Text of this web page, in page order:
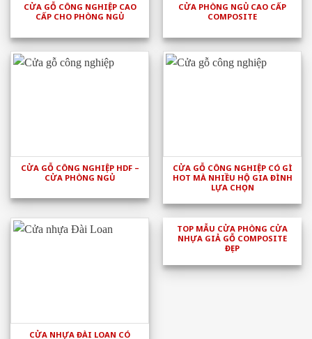
CỬA GỖ CÔNG NGHIỆP CAO
CẤP CHO PHÒNG NGỦ
CỬA PHÒNG NGỦ CAO CẤP
COMPOSITE
CỬA GỖ CÔNG NGHIỆP HDF –
CỬA PHÒNG NGỦ
CỬA GỖ CÔNG NGHIỆP CÓ GÌ
HOT MÀ NHIỀU HỘ GIA ĐÌNH
LỰA CHỌN
CỬA NHỰA ĐÀI LOAN CÓ
TOP MẪU CỬA PHÒNG CỬA
NHỰA GIẢ GỖ COMPOSITE
ĐẸP